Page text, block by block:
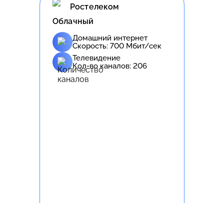
Ростелеком
Облачный
Домашний интернет
Скорость: 700 Мбит/сек
Телевидение
Кол-во каналов: 206